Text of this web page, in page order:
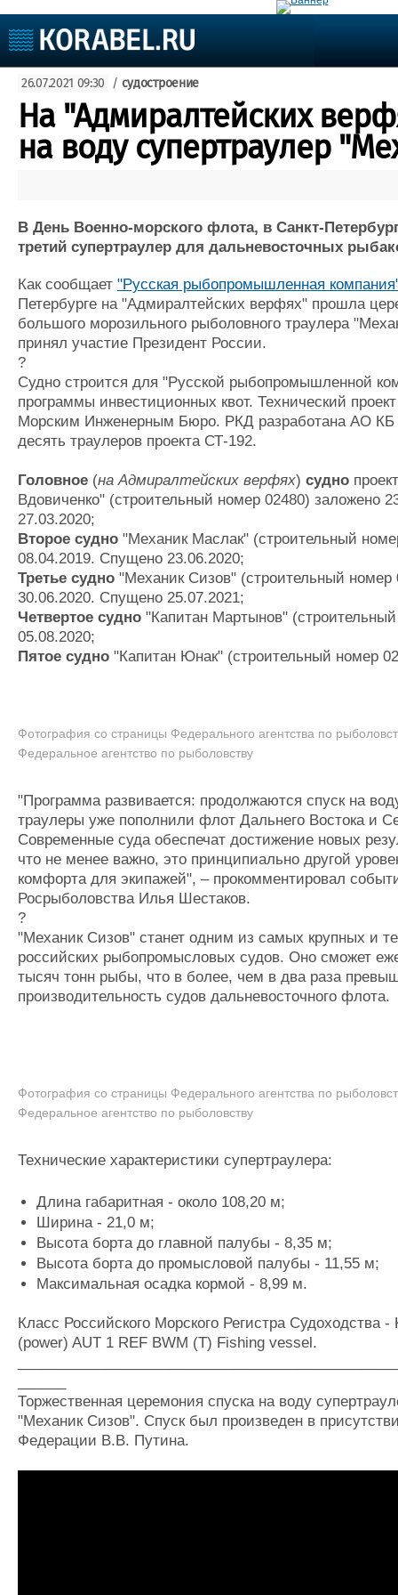
Судоходство
Судоремонт
События
Пресс-релизы
Порты
Рыболовство
Еще
Пульс
Новости
Компании
Репутация
Крюинг
Журнал
Реклама
Доска объявлений
Продажа флота
Оборудование
Изделия
Услуги
Личности
Словарь
Флот
Галерея флота
Форум
Отзывы
Все службы
26.07.2021 09:30 / судостроение
На "Адмиралтейских
на воду супертраулер
В День Военно-морского флота, в Санкт-
третий супертраулер для дальневосточных
Как сообщает "Русская рыбопромышленная
Петербурге на "Адмиралтейских верфях" прошла
большого морозильного рыболовного траулера
принял участие Президент России.
?
Судно строится для "Русской рыбопромышленной
программы инвестиционных квот. Технический
Морским Инженерным Бюро. РКД разработана АО КБ
десять траулеров проекта СТ-192.
Головное (на Адмиралтейских верфях) судно
Вдовиченко" (строительный номер 02480) заложено
27.03.2020;
Второе судно "Механик Маслак" (строительный
08.04.2019. Спущено 23.06.2020;
Третье судно "Механик Сизов" (строительный номер
30.06.2020. Спущено 25.07.2021;
Четвертое судно "Капитан Мартынов"
05.08.2020;
Пятое судно "Капитан Юнак" (строительный номер
Фотография со страницы Федерального агентства по
Федеральное агентство по рыболовству
"Программа развивается: продолжаются спуск на
траулеры уже пополнили флот Дальнего Востока и
Современные суда обеспечат достижение новых
что не менее важно, это принципиально другой
комфорта для экипажей", – прокомментировал
Росрыболовства Илья Шестаков.
?
"Механик Сизов" станет одним из самых крупных и
российских рыбопромысловых судов. Оно сможет
тысяч тонн рыбы, что в более, чем в два раза
производительность судов дальневосточного флота.
Фотография со страницы Федерального агентства по
Федеральное агентство по рыболовству
Технические характеристики супертраулера:
Длина габаритная - около 108,20 м;
Ширина - 21,0 м;
Высота борта до главной палубы - 8,35 м;
Высота борта до промысловой палубы - 11,55 м;
Максимальная осадка кормой - 8,99 м.
Класс Российского Морского Регистра Судоходства
(power) AUT 1 REF BWM (T) Fishing vessel.
Торжественная церемония спуска на воду
"Механик Сизов". Спуск был произведен в
Федерации В.В. Путина.